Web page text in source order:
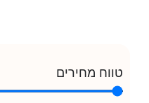
טווח מחירים